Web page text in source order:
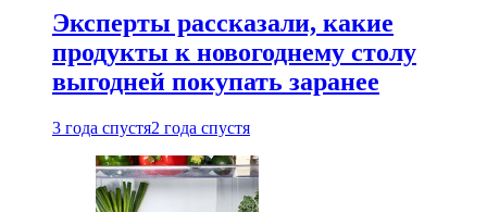
Эксперты рассказали, какие
продукты к новогоднему столу
выгодней покупать заранее
3 года спустя2 года спустя